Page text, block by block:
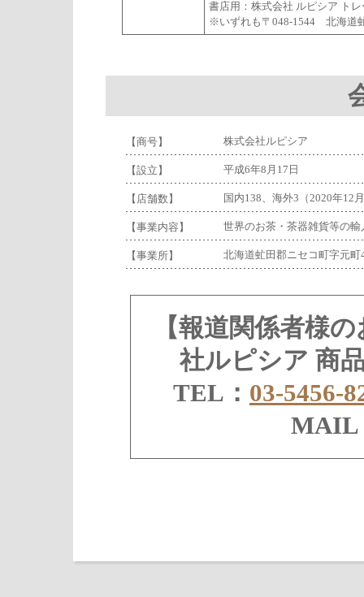
書店用：株式会社 ルピシア ト
※いずれも〒048-1544 北海道
【商号】 株式会社ルピシア
【設立】 平成6年8月17日
【店舗数】 国内138、海外3（2020年12
【事業内容】 世界のお茶・茶器雑貨等の
【事業所】 北海道虻田郡ニセコ町字元町
【報道関係者様
社ルピシア 商
TEL： 03-5456-
MAIL